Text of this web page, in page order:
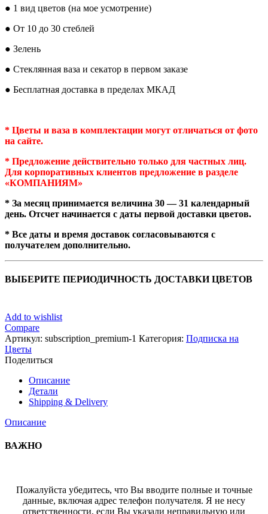
● 1 вид цветов (на мое усмотрение)
● От 10 до 30 стеблей
● Зелень
● Стеклянная ваза и секатор в первом заказе
● Бесплатная доставка в пределах МКАД
* Цветы и ваза в комплектации могут отличаться от фото
на сайте.
* Предложение действительно только для частных лиц.
Для корпоративных клиентов предложение в разделе
«КОМПАНИЯМ»
* За месяц принимается величина 30 — 31 календарный
день. Отсчет начинается с даты первой доставки цветов.
* Все даты и время доставок согласовываются с
получателем дополнительно.
ВЫБЕРИТЕ ПЕРИОДИЧНОСТЬ ДОСТАВКИ ЦВЕТОВ
Add to wishlist
Compare
Артикул: subscription_premium-1 Категория: Подписка на
Цветы
Поделиться
Описание
Детали
Shipping & Delivery
Описание
ВАЖНО
Пожалуйста убедитесь, что Вы вводите полные и точные
данные, включая адрес телефон получателя. Я не несу
ответственности, если Вы указали неправильную или